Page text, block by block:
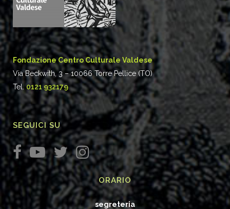
Fondazione Centro Culturale Valdese
Via Beckwith, 3 – 10066 Torre Pellice (TO)
Tel.0121 932179
SEGUICI SU
ORARIO
segreteria